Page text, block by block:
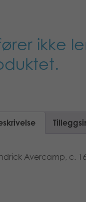
ikke
Avercamp, c.